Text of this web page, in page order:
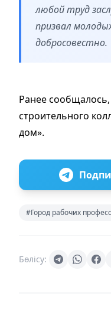
любой труд
призвал
добросовестно.
Ранее
строительного
дом».
#Город рабочих
Бөлісу: